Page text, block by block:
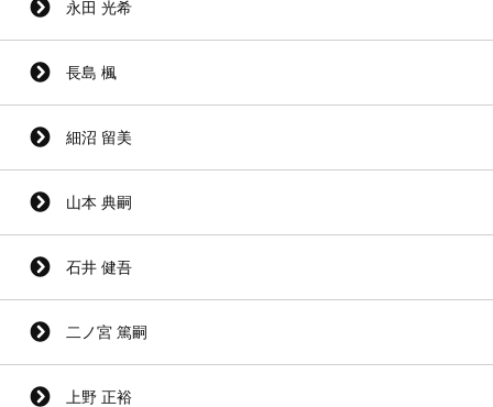
永田 光希
長島 楓
細沼 留美
山本 典嗣
石井 健吾
二ノ宮 篤嗣
上野 正裕